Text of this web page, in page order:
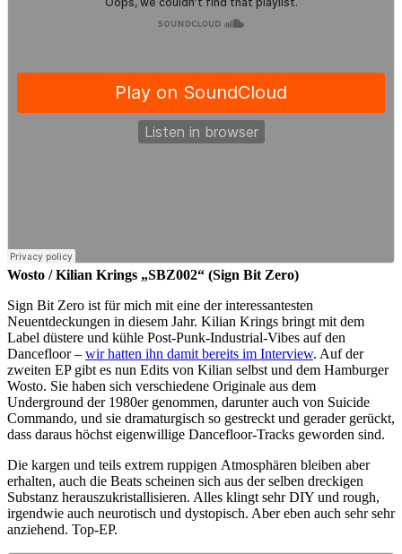
Wosto / Kilian Krings „SBZ002“ (Sign Bit Zero)
Sign Bit Zero ist für mich mit eine der interessantesten
Neuentdeckungen in diesem Jahr. Kilian Krings bringt mit dem
Label düstere und kühle Post-Punk-Industrial-Vibes auf den
Dancefloor – wir hatten ihn damit bereits im Interview. Auf der
zweiten EP gibt es nun Edits von Kilian selbst und dem Hamburger
Wosto. Sie haben sich verschiedene Originale aus dem
Underground der 1980er genommen, darunter auch von Suicide
Commando, und sie dramaturgisch so gestreckt und gerader gerückt,
dass daraus höchst eigenwillige Dancefloor-Tracks geworden sind.
Die kargen und teils extrem ruppigen Atmosphären bleiben aber
erhalten, auch die Beats scheinen sich aus der selben dreckigen
Substanz herauszukristallisieren. Alles klingt sehr DIY und rough,
irgendwie auch neurotisch und dystopisch. Aber eben auch sehr sehr
anziehend. Top-EP.